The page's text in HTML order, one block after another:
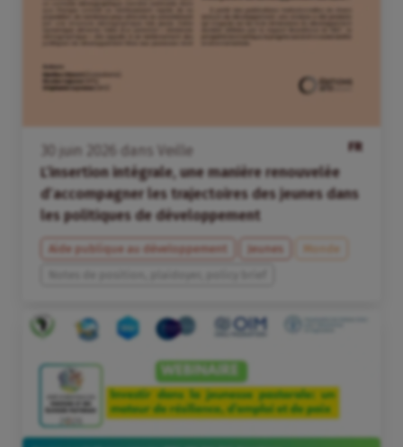
FR
juin dans
Veille
L’insertion intégrale, une manière renouvelée
d’accompagner les trajectoires des jeunes dans
les politiques de développement
Aide publique au développement Jeunes
Monde